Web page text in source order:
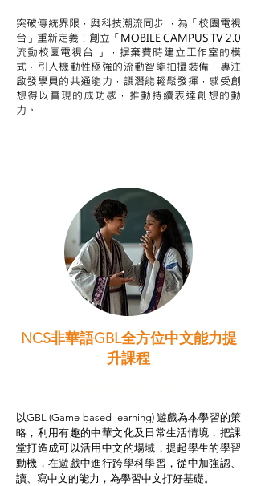
突破傳統界限，與科技潮流同步 ，為「校園電視
台」重新定義！創立「MOBILE CAMPUS TV 2.0
流動校園電視台 」，摒棄費時建立工作室的模
式，引人機動性極強的流動智能拍攝裝備，專注
啟發學員的共通能力，譔潛能輕鬆發揮，感受創
想得以實現的成功感，推動持續表達創想的動
力。
NCS非華語GBL全方位中文能力提
升課程
以GBL (Game-based learning) 遊戲為本學習的策
略，利用有趣的中華文化及日常生活情境，把課
堂打造成可以活用中文的場域，提起學生的學習
動機，在遊戲中進行跨學科學習，從中加強認、
讀、寫中文的能力，為學習中文打好基礎。